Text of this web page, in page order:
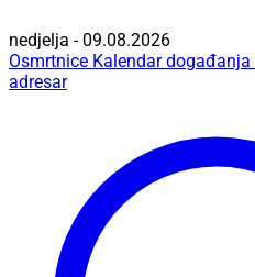
nedjelja - 09.08.2026
Osmrtnice Kalendar događanja
adresar